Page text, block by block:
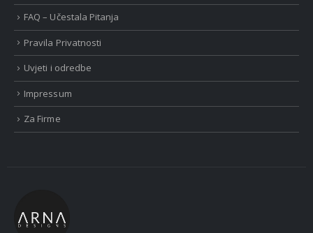
FAQ – Učestala Pitanja
Pravila Privatnosti
Uvjeti i odredbe
Impressum
Za Firme